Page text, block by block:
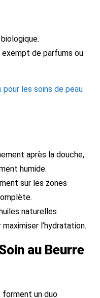
exempt de parfums ou
les soins de peau
après la douche,
humide.
sur les zones
naturelles
l’hydratation.
au Beurre
forment un duo